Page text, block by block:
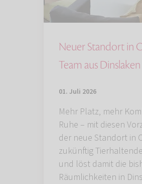
Neuer Standort in
Team aus
01. Juli 2026
Mehr Platz, mehr
Ruhe – mit diesen
der neue Standort in
zukünftig
und löst damit die
Räumlichkeiten in